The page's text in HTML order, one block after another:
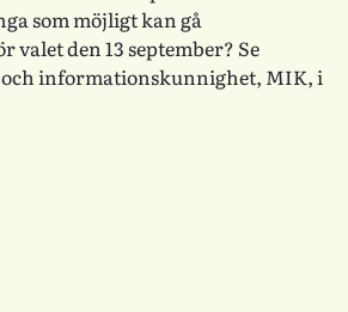
som möjligt kan gå
den 13 september? Se
och informationskunnighet, MIK, i